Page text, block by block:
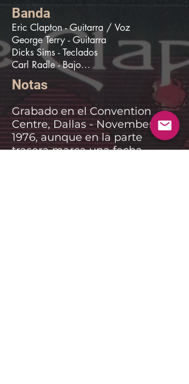
Banda
Eric Clapton - Guitarra / Voz
George Terry - Guitarra
Dicks Sims - Teclados
Carl Radle - Bajo
Jamie Oldaker - Batería
Sergio Pastora Rodriguez - Percusión
Yvonne Elliman - Coros
Marcy Levy - Coros
Notas
Grabado en el Convention
Centre, Dallas - November 15,
1976, aunque en la parte
trasera marca una fecha